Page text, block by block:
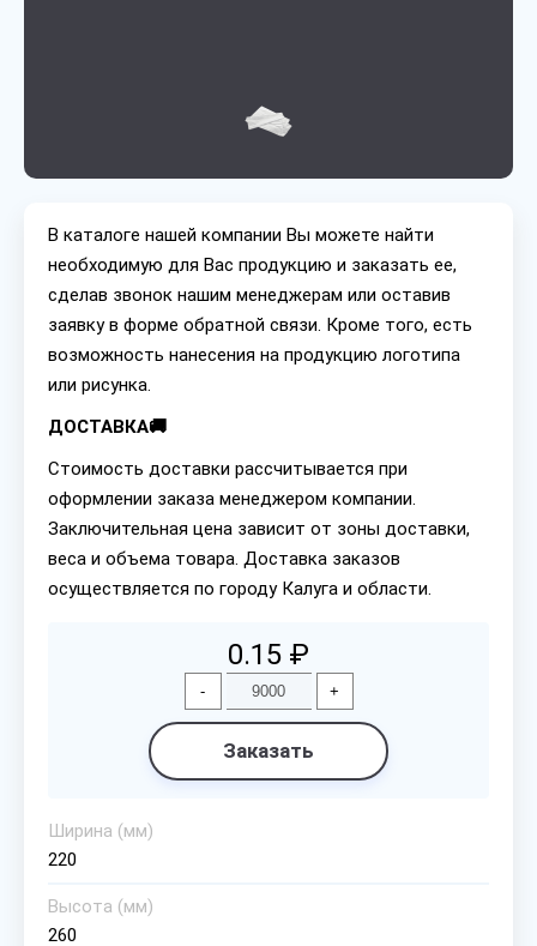
В каталоге нашей компании Вы можете найти
необходимую для Вас продукцию и заказать ее,
сделав звонок нашим менеджерам или оставив
заявку в форме обратной связи. Кроме того, есть
возможность нанесения на продукцию логотипа
или рисунка.
ДОСТАВКА🚚
Стоимость доставки рассчитывается при
оформлении заказа менеджером компании.
Заключительная цена зависит от зоны доставки,
веса и объема товара. Доставка заказов
осуществляется по городу Калуга и области.
0.15 ₽
- +
Заказать
Ширина (мм)
220
Высота (мм)
260